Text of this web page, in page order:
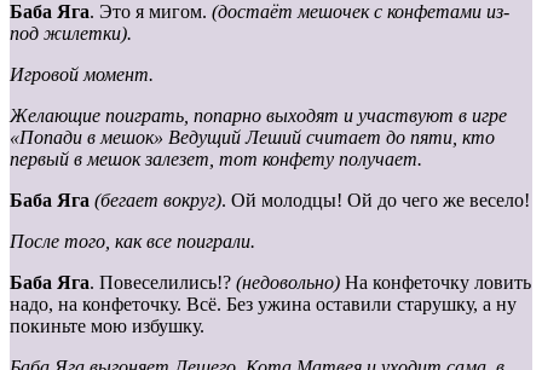
Баба Яга. Это я мигом. (достаёт мешочек с конфетами из-
под жилетки).
Игровой момент.
Желающие поиграть, попарно выходят и участвуют в игре
«Попади в мешок» Ведущий Леший считает до пяти, кто
первый в мешок залезет, тот конфету получает.
Баба Яга (бегает вокруг). Ой молодцы! Ой до чего же весело!
После того, как все поиграли.
Баба Яга. Повеселились!? (недовольно) На конфеточку ловить
надо, на конфеточку. Всё. Без ужина оставили старушку, а ну
покиньте мою избушку.